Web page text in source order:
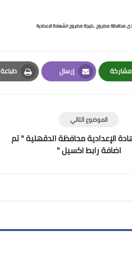
محافظة مطروح .,نتيجة مطروح الشهادة الاعدادية
مشاركة
Whatsapp
إرسال
Email
طباعة
Print
الموضوع التالي
الإعدادية محافظة الدقهلية " تم
اضافة رابط اكسيل "